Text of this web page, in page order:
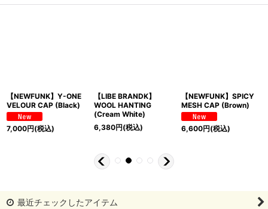
【NEWFUNK】SPICY
MESH CAP (Navy)
6,600
【NEWFUNK】NF
MESH CAP (Wine Red)
6,590円
【NEWFUNK】
Mesh Cap
(Black/White)
6,600円
最近チェックしたアイテム